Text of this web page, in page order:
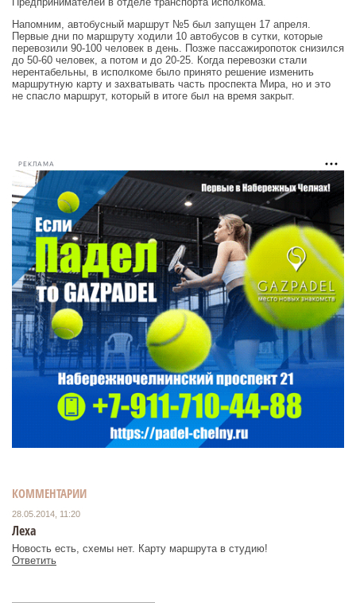
Напомним, автобусный маршрут №5 был запущен 17 апреля.
Первые дни по маршруту ходили 10 автобусов в сутки, которые
перевозили 90-100 человек в день. Позже пассажиропоток снизился
до 50-60 человек, а потом и до 20-25. Когда перевозки стали
нерентабельны, в исполкоме было принято решение изменить
маршрутную карту и захватывать часть проспекта Мира, но и это
не спасло маршрут, который в итоге был на время закрыт.
РЕКЛАМА
КОММЕНТАРИИ
28.05.2014, 11:20
Леха
Новость есть, схемы нет. Карту маршрута в студию!
Ответить